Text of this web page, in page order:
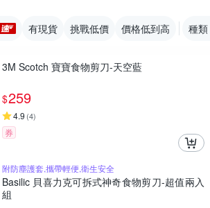
有現貨 挑戰低價 價格低到高 種類
3M Scotch 寶寶食物剪刀-天空藍
$259
4.9 (4)
券
附防塵護套,攜帶輕便,衛生安全
Basilic 貝喜力克可拆式神奇食物剪刀-超值兩入
組